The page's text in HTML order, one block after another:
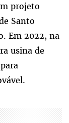
projeto
Santo
Em 2022, na
usina de